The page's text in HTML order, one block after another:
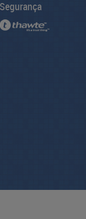
Segurança